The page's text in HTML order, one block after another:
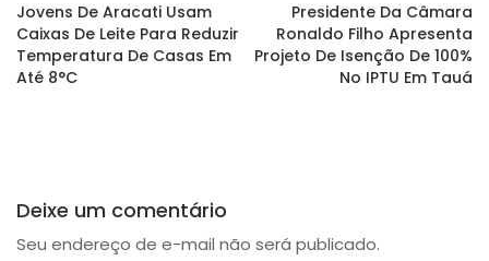
Jovens De Aracati Usam
Caixas De Leite Para Reduzir
Temperatura De Casas Em
Até 8°C
Presidente Da Câmara
Ronaldo Filho Apresenta
Projeto De Isenção De 100%
No IPTU Em Tauá
Deixe um comentário
Seu endereço de e-mail não será publicado.